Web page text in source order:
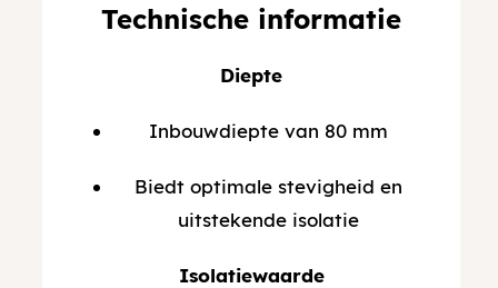
Technische informatie
Diepte
Inbouwdiepte van 80 mm
Biedt optimale stevigheid en
uitstekende isolatie
Isolatiewaarde